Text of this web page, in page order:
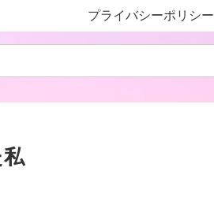
プライバシーポリシー